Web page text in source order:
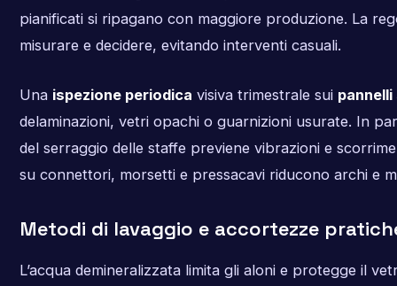
pianificati si ripagano con maggiore produzione. La
misurare e decidere, evitando interventi casuali.
Una ispezione periodica visiva trimestrale sui
delaminazioni, vetri opachi o guarnizioni usurate. In
del serraggio delle staffe previene vibrazioni e
su connettori, morsetti e pressacavi riducono archi e
Metodi di lavaggio e accortezze
L’acqua demineralizzata limita gli aloni e protegge il